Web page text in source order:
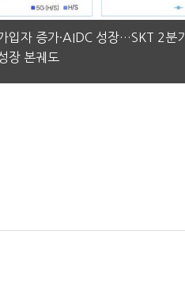
입자 증가·AIDC 성장…SKT 2분기
장 본궤도